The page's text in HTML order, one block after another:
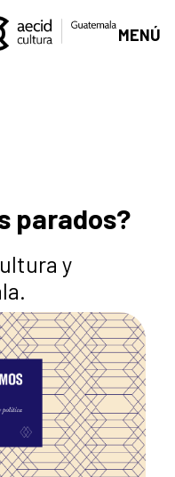
MENÚ
parados?
y